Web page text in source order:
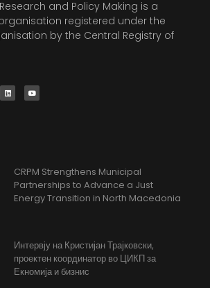
and Policy Making is a
registered under the
by the Central Registry of
CRPM Strengthens Municipal
Partnerships to Advance a Just
Energy Transition in North Macedonia
Интервју на Кристијан Трајковски,
проектен координатор во ЦИКП за
Екномија и бизнис